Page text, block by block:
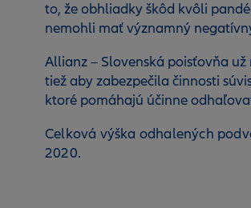
to, že obhliadky škôd kvôli
nemohli mať významný
Allianz – Slovenská poisťovňa
tiež aby zabezpečila činnosti
ktoré pomáhajú účinne
Celková výška odhalených
2020.